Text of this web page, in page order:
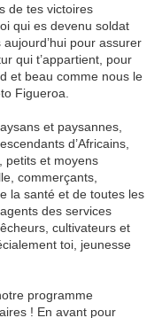
de tes victoires
qui es devenu soldat
pour assurer
qui t’appartient, pour
et beau comme nous le
Figueroa.
et paysannes,
d’Africains,
petits et moyens
commerçants,
la santé et de toutes les
des services
cultivateurs et
toi, jeunesse
programme
! En avant pour